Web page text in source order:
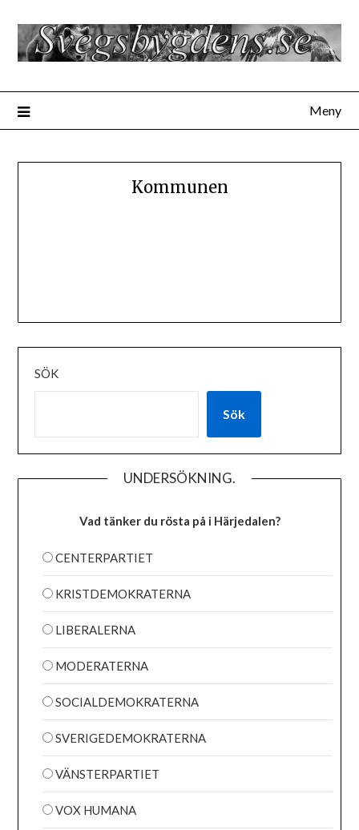
innehåll
Meny
Kommunen
SÖK
Sök
UNDERSÖKNING.
Vad tänker du rösta på i Härjedalen?
CENTERPARTIET
KRISTDEMOKRATERNA
LIBERALERNA
MODERATERNA
SOCIALDEMOKRATERNA
SVERIGEDEMOKRATERNA
VÄNSTERPARTIET
VOX HUMANA